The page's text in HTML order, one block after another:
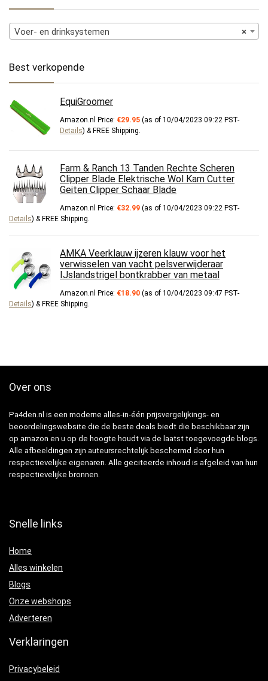
×
Voer- en drinksystemen
Best verkopende
EquiGroomer
Amazon.nl Price: €29.95 (as of 10/04/2023 09:22 PST-
Details) & FREE Shipping
Farm & Ranch 13 Tanden Rechte Scheren
Clipper Blade Elektrische Wol Kam Cutter
Geiten Clipper Schaar Blade
Amazon.nl Price: €32.99 (as of 10/04/2023 09:22 PST-
Details) & FREE Shipping
AMKA Veerklauw ijzeren klauw voor het
verwisselen van vacht pelsverwijderaar
IJslandstrigel bontkrabber van metaal
Amazon.nl Price: €18.90 (as of 10/04/2023 09:47 PST-
Details) & FREE Shipping
Over ons
Pa4den.nl is een moderne alles-in-één prijsvergelijkings- en
beoordelingswebsite die de beste deals biedt die beschikbaar zijn
op amazon en u op de hoogte houdt via de laatst toegevoegde blogs.
Alle afbeeldingen zijn auteursrechtelijk beschermd door hun
respectievelijke eigenaren. Alle geciteerde inhoud is afgeleid van hun
respectievelijke bronnen.
Snelle links
Home
Alles winkelen
Blogs
Onze webshops
Adverteren
Verklaringen
Privacybeleid